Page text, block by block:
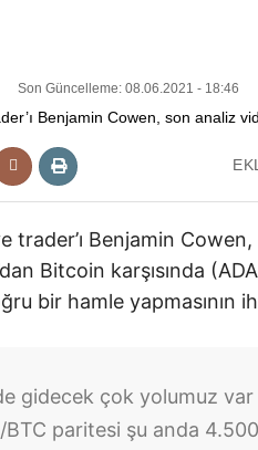
Son Güncelleme: 08.06.2021 - 18:46
trader’ı Benjamin
Bitcoin karşısında
bir hamle yapmasının
gidecek çok yolumuz
BTC paritesi şu anda